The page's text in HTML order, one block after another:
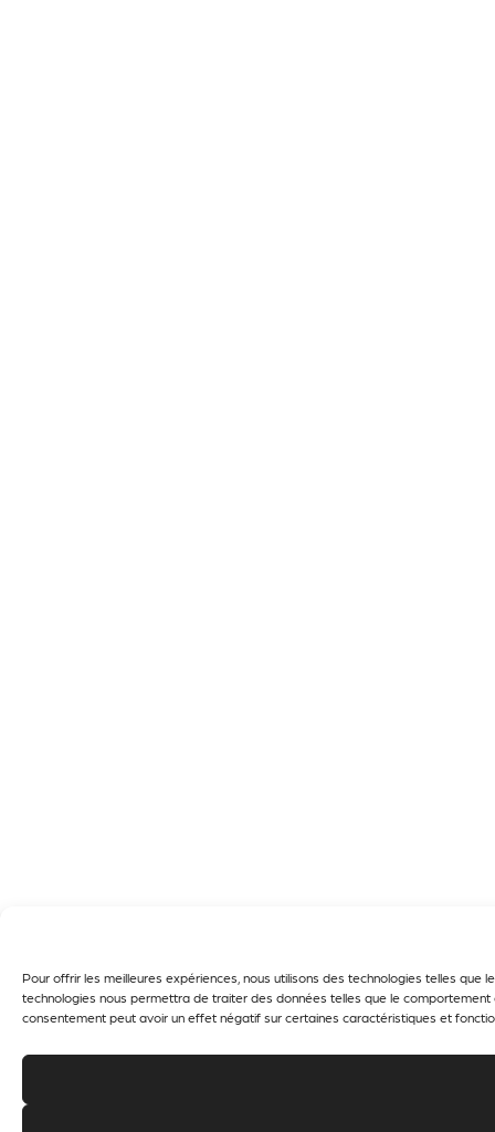
Pour offrir les meilleures expériences, nous utilisons des technologies telles
technologies nous permettra de traiter des données telles que le
consentement peut avoir un effet négatif sur certaines caractéristiques et